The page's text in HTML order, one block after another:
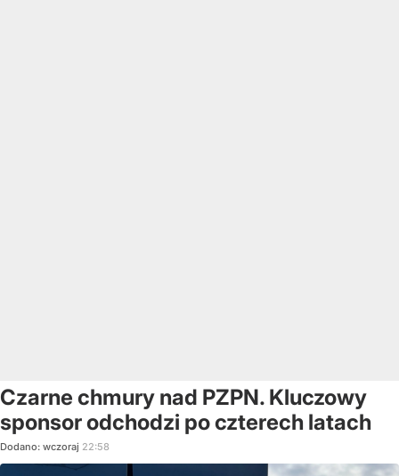
Czarne chmury nad PZPN. Kluczowy
sponsor odchodzi po czterech latach
Dodano: wczoraj 22:58